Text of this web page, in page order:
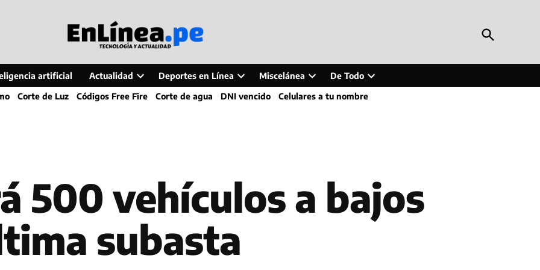
Open
Search
artificial Actualidad
Open
dropdown
Deportes en Línea
Open
dropdown
Miscelánea
Open
dropdown
De Todo
Open
Corte de Luz Códigos Free Fire Corte de agua DNI vencido Celulares a tu nombre
500 vehículos a bajos
subasta